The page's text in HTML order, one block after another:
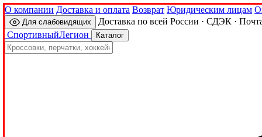
О компании Доставка и оплата Возврат Юридическим лицам
Для слабовидящих
Доставка по всей России · СДЭК ·
СпортивныйЛегион Каталог